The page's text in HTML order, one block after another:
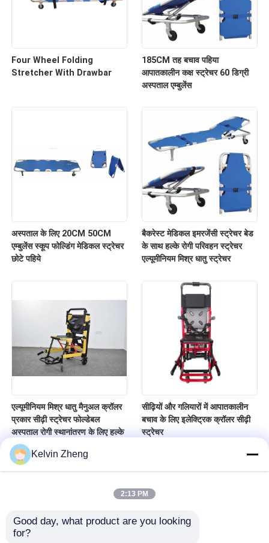
Four Wheel Folding
Stretcher With Drawbar
185CM तह बचाव पहिया
आपातकालीन कक्ष स्ट्रेचर 60 डिग्री
अस्पताल एम्बुलेंस
अस्पताल के लिए 20CM 50CM
एम्बुलेंस स्कूप फोल्डिंग मेडिकल स्ट्रेचर
छोटे पहिये
बैकरेस्ट मेडिकल इमरजेंसी स्ट्रेचर बेड
के साथ हल्के रोगी परिवहन स्ट्रेचर
एल्यूमीनियम मिश्र धातु स्ट्रेचर
एल्यूमीनियम मिश्र धातु मैनुअल क्रॉलर
प्रकार सीढ़ी स्ट्रेचर फोल्डेबल
अस्पताल रोगी स्थानांतरण के लिए हल्के
सीढ़ियों और गलियारों में आपातकालीन
बचाव के लिए इलेक्ट्रिक क्रॉलर सीढ़ी
स्ट्रेचर
Kelvin Zheng
2:13 PM
Good day, what product are you looking
for?